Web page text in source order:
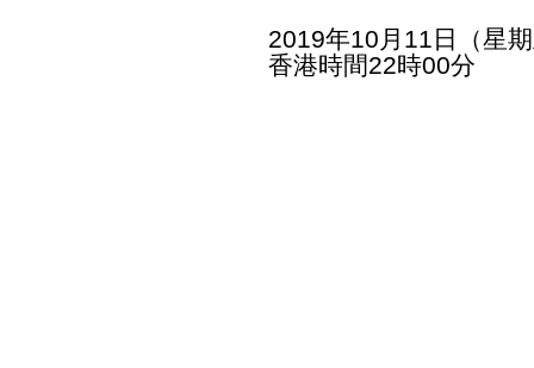
2019年10月11日（星
香港時間22時00分